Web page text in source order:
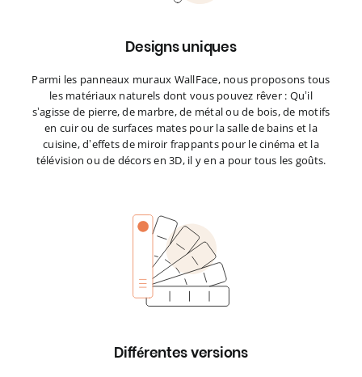
Designs uniques
Parmi les panneaux muraux WallFace, nous proposons tous
les matériaux naturels dont vous pouvez rêver : Qu’il
s’agisse de pierre, de marbre, de métal ou de bois, de motifs
en cuir ou de surfaces mates pour la salle de bains et la
cuisine, d’effets de miroir frappants pour le cinéma et la
télévision ou de décors en 3D, il y en a pour tous les goûts.
Différentes versions